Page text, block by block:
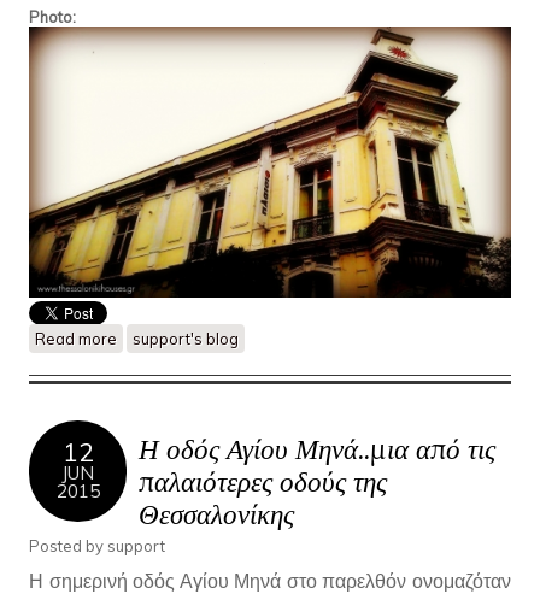
Photo:
Read more about Το μυστηριώδες κτίριο στη συμβολή Αγ. Μηνά και
Βενιζέλου..
support's blog
12
JUN
2015
Η οδός Αγίου Μηνά..μια από τις
παλαιότερες οδούς της
Θεσσαλονίκης
Posted by support
Η σημερινή οδός Αγίου Μηνά στο παρελθόν ονομαζόταν